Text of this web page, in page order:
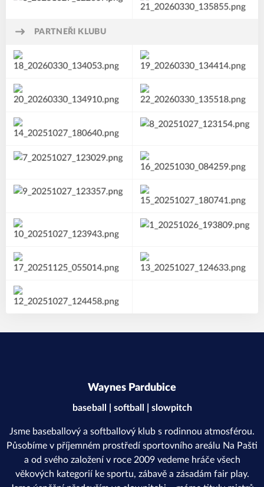
PARTNEŘI KLUBU
Waynes Pardubice
baseball | softball | slowpitch
Jsme baseballový a softballový klub s rodinnou atmosférou.
Působíme v příjemném prostředí sportovního areálu Na Pašti
a od svého založení v roce 2009 vedeme hráče všech
věkových kategorií ke sportu, zábavě a zásadám fair play.